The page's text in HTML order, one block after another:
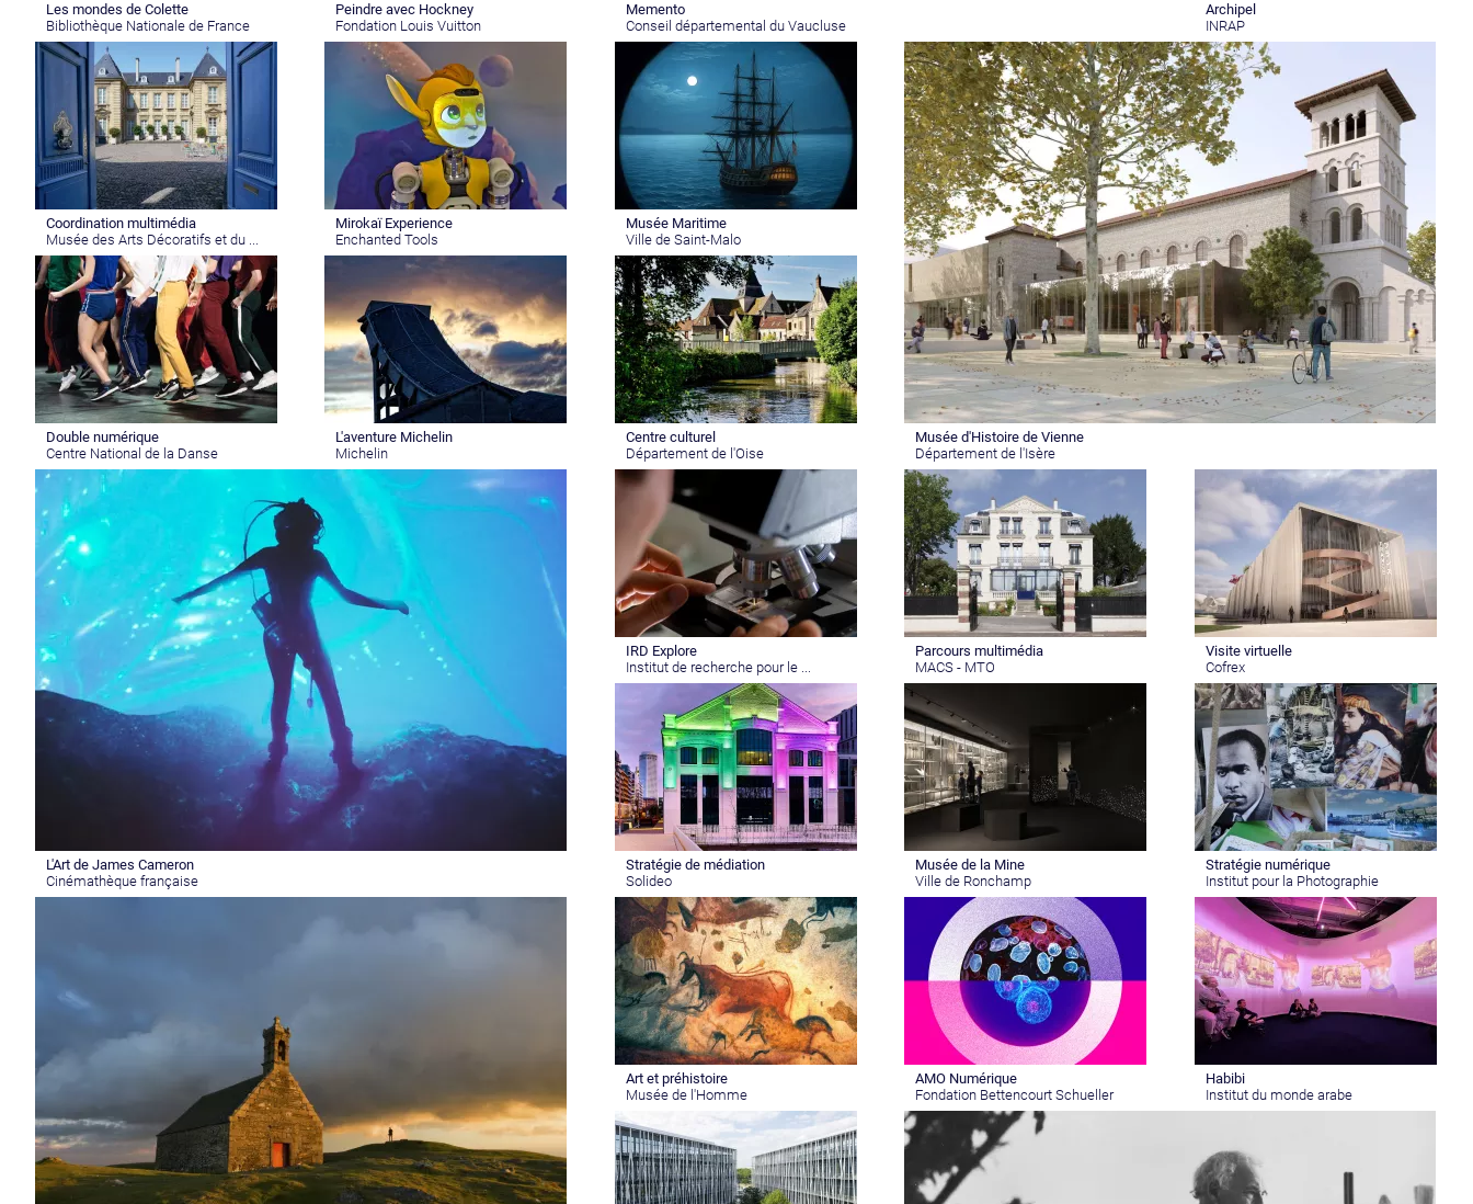
Memento
Conseil départemental du Vaucluse
Les mondes de Colette
Bibliothèque Nationale de France
Peindre avec Hockney
Fondation Louis Vuitton
Archipel
INRAP
Coordination multimédia
Musée des Arts Décoratifs et du ...
Mirokaï Experience
Enchanted Tools
Musée Maritime
Ville de Saint-Malo
Musée d'Histoire de Vienne
Département de l'Isère
Double numérique
Centre National de la Danse
L'aventure Michelin
Michelin
L'Art de James Cameron
Cinémathèque française
Centre culturel
Département de l'Oise
IRD Explore
Institut de recherche pour le ...
Parcours multimédia
MACS - MTO
Visite virtuelle
Cofrex
Stratégie de médiation
Solideo
Musée de la Mine
Ville de Ronchamp
Stratégie numérique
Institut pour la Photographie
Art et préhistoire
Musée de l'Homme
AMO Numérique
Fondation Bettencourt Schueller
Habibi
Institut du monde arabe